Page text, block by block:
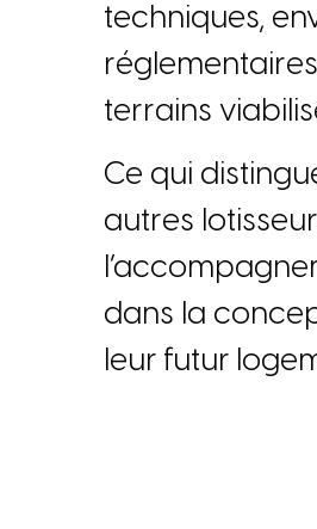
techniques, en
réglementaires
terrains viabilis
Ce qui distingu
autres lotisseur
l’accompagne
dans la conce
leur futur loge